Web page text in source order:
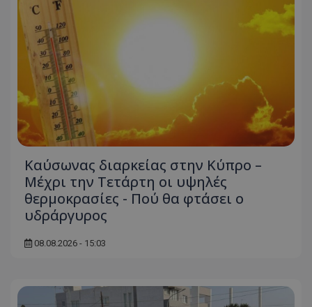
Καύσωνας διαρκείας στην Κύπρο –
Μέχρι την Τετάρτη οι υψηλές
θερμοκρασίες - Πού θα φτάσει ο
υδράργυρος
08.08.2026 - 15:03